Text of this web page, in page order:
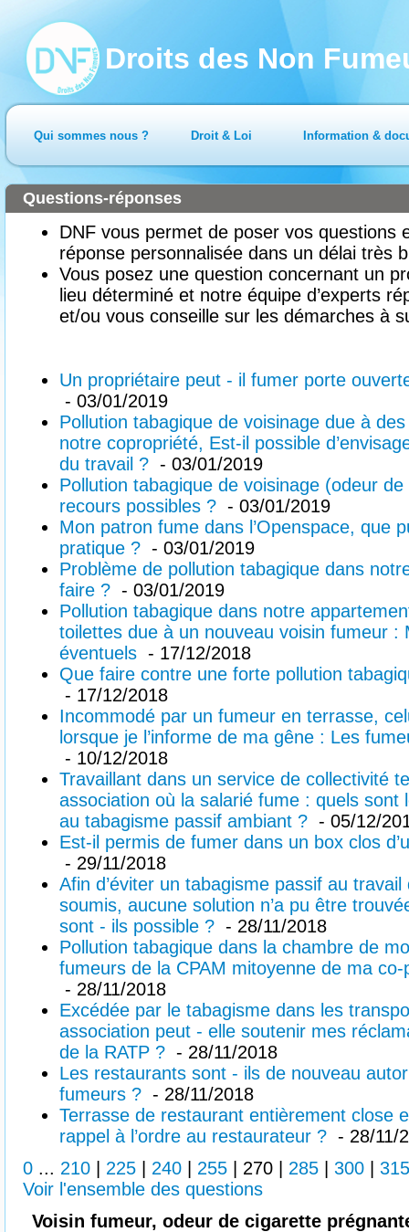
Droits des Non
Qui sommes nous ? Droit & Loi Information &
DNF vous permet de poser vos questions
réponse personnalisée dans un délai très
Vous posez une question concernant un
lieu déterminé et notre équipe d’experts
et/ou vous conseille sur les démarches à
Questions-réponses
Un propriétaire peut - il fumer porte
- 03/01/2019
Pollution tabagique de voisinage due à
notre copropriété, Est-il possible
du travail ? - 03/01/2019
Pollution tabagique de voisinage (odeur
recours possibles ? - 03/01/2019
Mon patron fume dans l’Openspace, que
pratique ? - 03/01/2019
Problème de pollution tabagique dans
faire ? - 03/01/2019
Pollution tabagique dans notre
toilettes due à un nouveau voisin fumeur :
éventuels - 17/12/2018
Que faire contre une forte pollution
- 17/12/2018
Incommodé par un fumeur en terrasse,
lorsque je l’informe de ma gêne : Les
- 10/12/2018
Travaillant dans un service de collectivité
association où la salarié fume : quels
au tabagisme passif ambiant ? - 05/12/
Est-il permis de fumer dans un box clos
- 29/11/2018
Afin d’éviter un tabagisme passif au
soumis, aucune solution n’a pu être
sont - ils possible ? - 28/11/2018
Pollution tabagique dans la chambre de
fumeurs de la CPAM mitoyenne de ma
- 28/11/2018
Excédée par le tabagisme dans les
association peut - elle soutenir mes
de la RATP ? - 28/11/2018
Les restaurants sont - ils de nouveau
fumeurs ? - 28/11/2018
Terrasse de restaurant entièrement close
rappel à l’ordre au restaurateur ? - 28/11/
0 ... 210 225 240 255 270 285 300
315
Voir l'ensemble des questions
Voisin fumeur, odeur de cigarette